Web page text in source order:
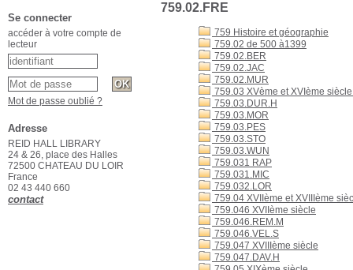
759.02.FRE
759 Histoire et géographie
759.02 de 500 à1399
759.02.BER
759.02.JAC
759.02.MUR
759.03 XVème et XVIème
759.03.DUR.H
759.03.MOR
759.03.PES
759.03.STO
759.03.WUN
759.031 RAP
759.031.MIC
759.032.LOR
759.04 XVIIème et XVIIIème
759.046 XVIIème siècle
759.046.REM.M
759.046.VEL.S
759.047 XVIIIème siècle
759.047.DAV.H
Se connecter
accéder à votre compte de
lecteur
Mot de passe oublié ?
Adresse
REID HALL LIBRARY
24 & 26, place des Halles
72500 CHATEAU DU LOIR
France
02 43 440 660
contact